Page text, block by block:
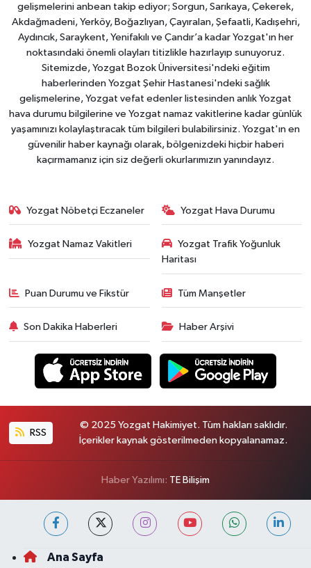
gelişmelerini anbean takip ediyor; Sorgun, Sarıkaya, Çekerek,
Akdağmadeni, Yerköy, Boğazlıyan, Çayıralan, Şefaatli, Kadışehri,
Aydıncık, Saraykent, Yenifakılı ve Çandır’a kadar Yozgat'ın her
noktasındaki önemli olayları titizlikle hazırlayıp sunuyoruz.
Sitemizde, Yozgat Bozok Üniversitesi'ndeki eğitim
haberlerinden Yozgat Şehir Hastanesi'ndeki sağlık
gelişmelerine, Yozgat vefat edenler listesinden anlık Yozgat
hava durumu bilgilerine ve Yozgat namaz vakitlerine kadar günlük
yaşamınızı kolaylaştıracak tüm bilgileri bulabilirsiniz. Yozgat'ın en
güvenilir haber kaynağı olarak, bölgenizdeki hiçbir haberi
kaçırmamanız için siz değerli okurlarımızın yanındayız.
Yozgat Nöbetçi Eczaneler Yozgat Hava Durumu
Yozgat Namaz Vakitleri
Yozgat Trafik Yoğunluk
Haritası
Puan Durumu ve Fikstür Tüm Manşetler
Son Dakika Haberleri Haber Arşivi
RSS
© 2025 Yozgat Hakimiyet. Tüm hakları saklıdır.
İçerikler kaynak gösterilmeden kopyalanamaz.
Haber Yazılımı: TE Bilişim
Ana Sayfa